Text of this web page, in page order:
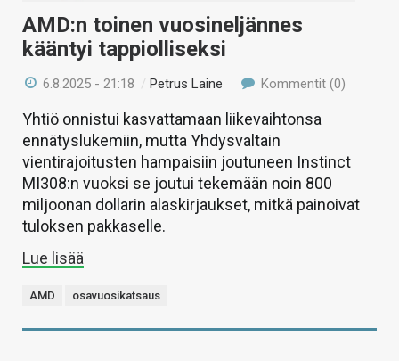
AMD:n toinen vuosineljännes
kääntyi tappiolliseksi
6.8.2025 - 21:18 /Petrus Laine Kommentit (0)
Yhtiö onnistui kasvattamaan liikevaihtonsa
ennätyslukemiin, mutta Yhdysvaltain
vientirajoitusten hampaisiin joutuneen Instinct
MI308:n vuoksi se joutui tekemään noin 800
miljoonan dollarin alaskirjaukset, mitkä painoivat
tuloksen pakkaselle.
Lue lisää
AMD osavuosikatsaus